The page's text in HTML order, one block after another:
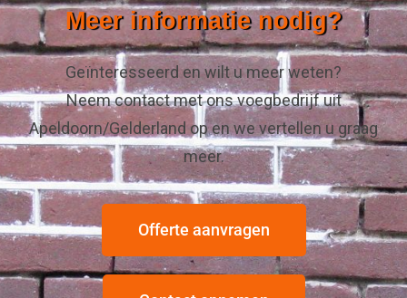
Meer informatie nodig?
Geïnteresseerd en wilt u meer weten?
Neem contact met ons voegbedrijf uit
Apeldoorn/Gelderland op en we vertellen u graag
meer.
Offerte aanvragen